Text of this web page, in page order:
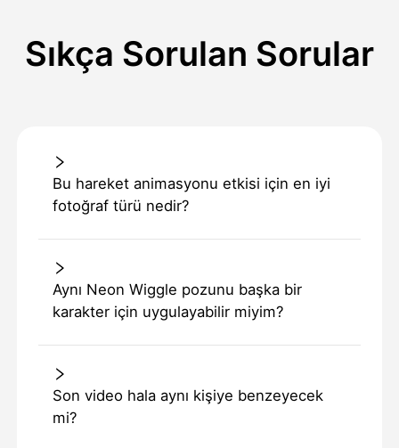
Sıkça Sorulan Sorular
Bu hareket animasyonu etkisi için en iyi
fotoğraf türü nedir?
Aynı Neon Wiggle pozunu başka bir
karakter için uygulayabilir miyim?
Son video hala aynı kişiye benzeyecek
mi?